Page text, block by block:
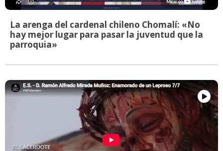
La arenga del cardenal chileno Chomalí: «No
hay mejor lugar para pasar la juventud que la
parroquia»